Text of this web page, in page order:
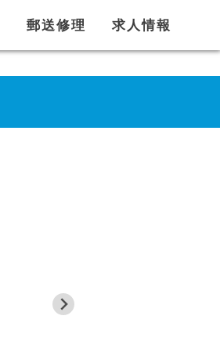
郵送修理 求人情報